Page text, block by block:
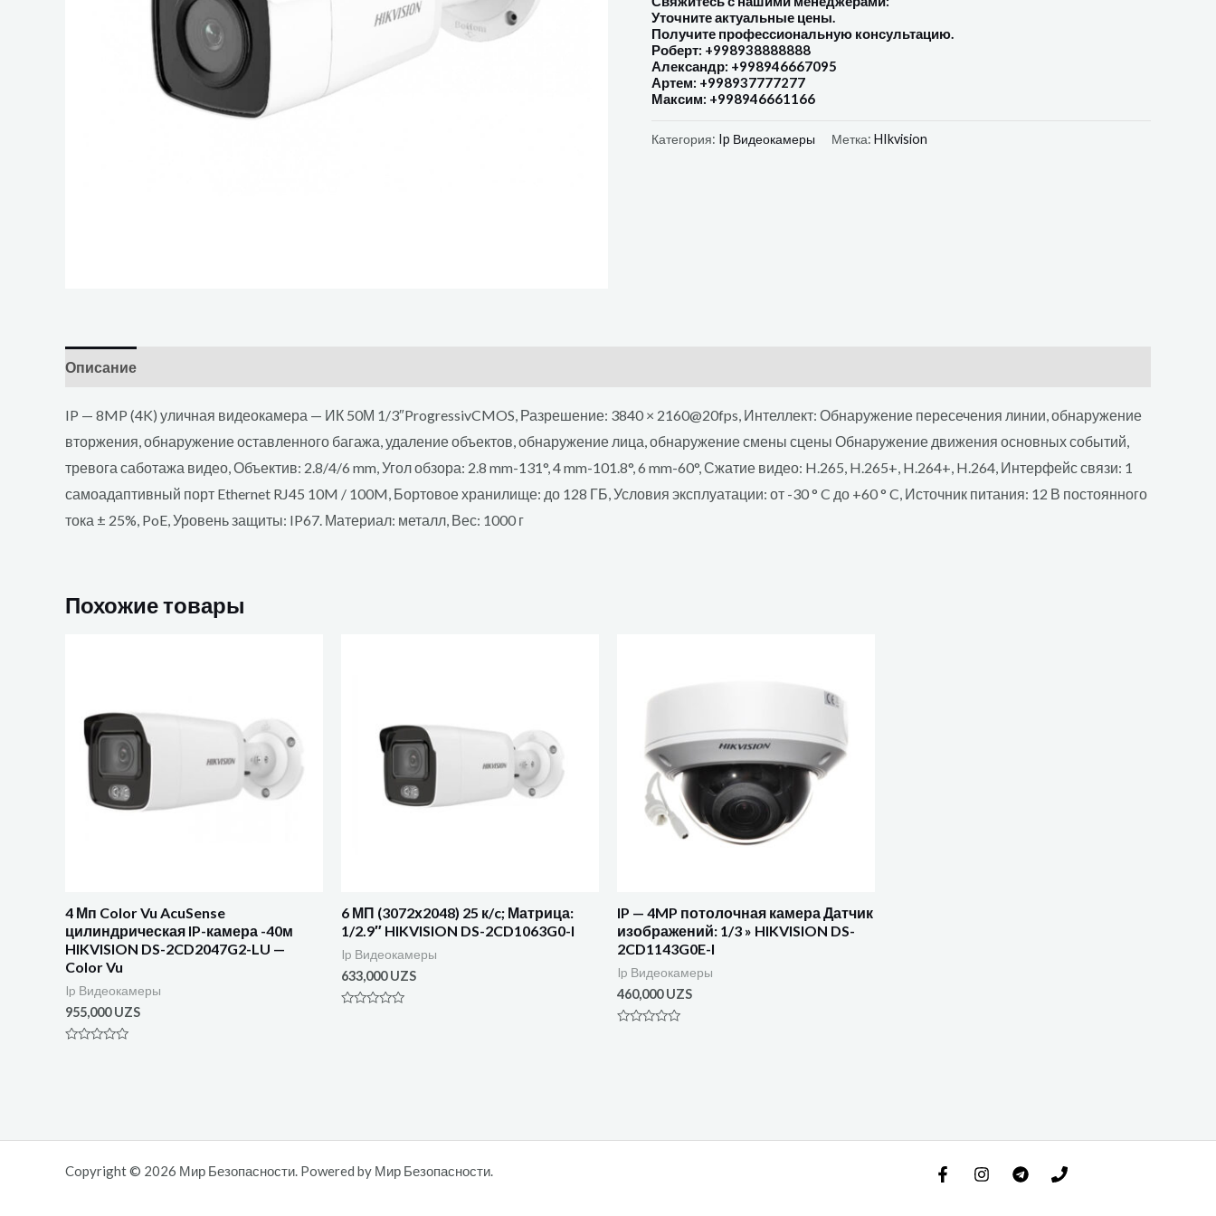
Уточните актуальные цены.
Получите профессиональную консультацию.
Роберт: +998938888888
Александр: +998946667095
Артем: +998937777277
Максим: +998946661166
Категория: Ip Видеокамеры Метка: HIkvision
Описание
IP — 8MP (4K) уличная видеокамера — ИК 50М 1/3″ProgressivCMOS, Разрешение: 3840 × 2160@20fps, Интеллект: Обнаружение пересечения линии, обнаружение
вторжения, обнаружение оставленного багажа, удаление объектов, обнаружение лица, обнаружение смены сцены Обнаружение движения основных событий,
тревога саботажа видео, Объектив: 2.8/4/6 mm, Угол обзора: 2.8 mm-131°, 4 mm-101.8°, 6 mm-60°, Сжатие видео: H.265, H.265+, H.264+, H.264, Интерфейс связи: 1
самоадаптивный порт Ethernet RJ45 10M / 100M, Бортовое хранилище: до 128 ГБ, Условия эксплуатации: от -30 ° C до +60 ° C, Источник питания: 12 В постоянного
тока ± 25%, PoE, Уровень защиты: IP67. Материал: металл, Вес: 1000 г
Похожие товары
4 Мп Color Vu AcuSense
цилиндрическая IP-камера -40м
HIKVISION DS-2CD2047G2-LU —
Color Vu
Ip Видеокамеры
955,000UZS
6 МП (3072х2048) 25 к/c; Матрица:
1/2.9″ HIKVISION DS-2CD1063G0-I
Ip Видеокамеры
633,000UZS
IP — 4MP потолочная камера Датчик
изображений: 1/3 » HIKVISION DS-
2CD1143G0E-I
Ip Видеокамеры
460,000UZS
Copyright © 2026 Мир Безопасности. Powered by Мир Безопасности.